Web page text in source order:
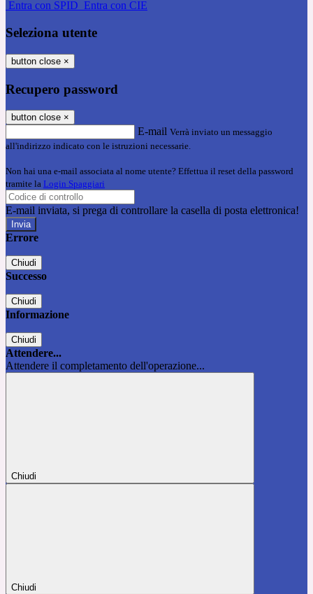
Entra con SPID Entra con CIE
Seleziona utente
button close ×
Recupero password
button close ×
E-mail Verrà inviato un messaggio
all'indirizzo indicato con le istruzioni necessarie.
Non hai una e-mail associata al nome utente? Effettua il reset della password
tramite la Login Spaggiari
E-mail inviata, si prega di controllare la casella di posta elettronica!
Errore
Chiudi
Successo
Chiudi
Informazione
Chiudi
Attendere...
Attendere il completamento dell'operazione...
Chiudi
Chiudi